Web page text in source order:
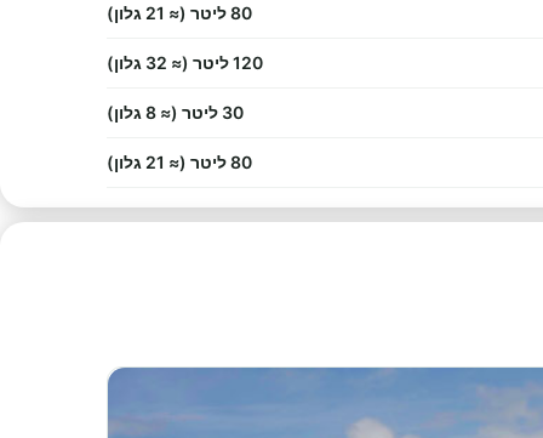
80 ליטר (≈ 21 גלון)
120 ליטר (≈ 32 גלון)
30 ליטר (≈ 8 גלון)
80 ליטר (≈ 21 גלון)